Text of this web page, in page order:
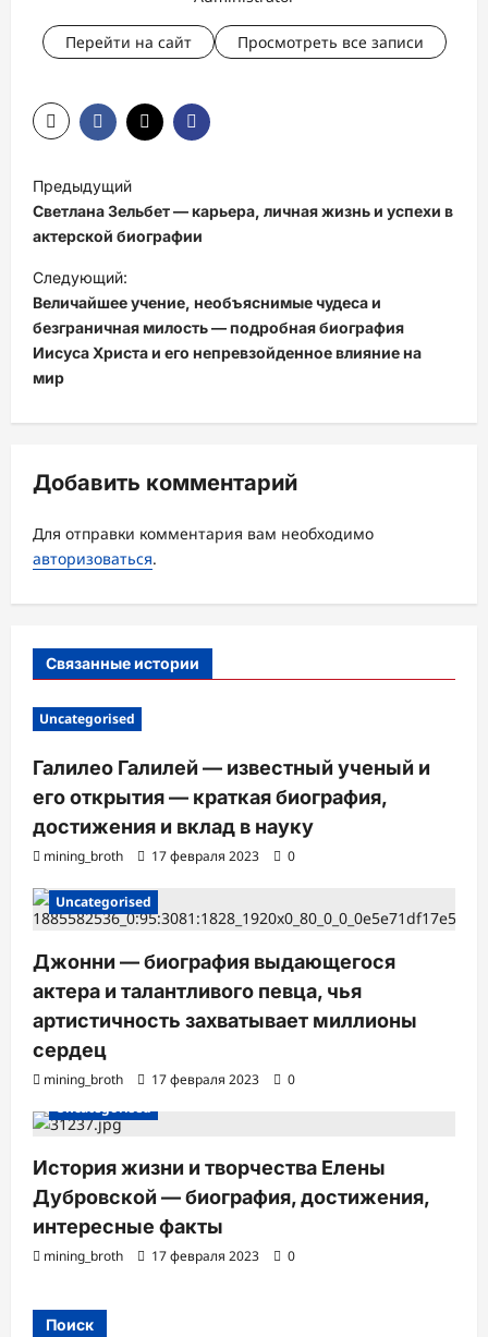
Перейти на сайт Просмотреть все записи
Н
а
в
и
г
а
ц
з
п
и
с
и
Предыдущий
Светлана Зельбет — карьера, личная жизнь и успехи в
актерской биографии
Следующий:
Величайшее учение, необъяснимые чудеса и
безграничная милость — подробная биография
Иисуса Христа и его непревзойденное влияние на
мир
Добавить комментарий
Для отправки комментария вам необходимо
авторизоваться.
Связанные истории
Uncategorised
Галилео Галилей — известный ученый и
его открытия — краткая биография,
достижения и вклад в науку
mining_broth 17 февраля 2023 0
Uncategorised
Джонни — биография выдающегося
актера и талантливого певца, чья
артистичность захватывает миллионы
сердец
mining_broth 17 февраля 2023
0
Uncategorised
История жизни и творчества Елены
Дубровской — биография, достижения,
интересные факты
mining_broth 17 февраля 2023 0
Поиск